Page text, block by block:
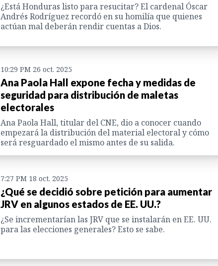
¿Está Honduras listo para resucitar? El cardenal Óscar
Andrés Rodríguez recordó en su homilía que quienes
actúan mal deberán rendir cuentas a Dios.
10:29 PM 26 oct. 2025
Ana Paola Hall expone fecha y medidas de
seguridad para distribución de maletas
electorales
Ana Paola Hall, titular del CNE, dio a conocer cuando
empezará la distribución del material electoral y cómo
será resguardado el mismo antes de su salida.
7:27 PM 18 oct. 2025
¿Qué se decidió sobre petición para aumentar
JRV en algunos estados de EE. UU.?
¿Se incrementarían las JRV que se instalarán en EE. UU.
para las elecciones generales? Esto se sabe.